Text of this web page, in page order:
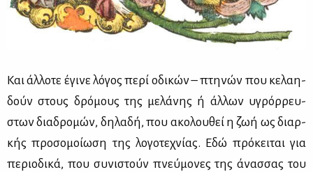
Και άλ­λο­τε έγι­νε λό­γος πε­ρί οδι­κών – πτη­νών που κε­λαη­
δούν στους δρό­μους της με­λά­νης ή άλ­λων υγρόρ­ρευ­
στων δια­δρο­μών, δη­λα­δή, που ακο­λου­θεί η ζωή ως διαρ­
κής προ­σο­μοί­ω­ση της λο­γο­τε­χνί­ας. Εδώ πρό­κει­ται για
πε­ριο­δι­κά, που συ­νι­στούν πνεύ­μο­νες της άνασ­σας του